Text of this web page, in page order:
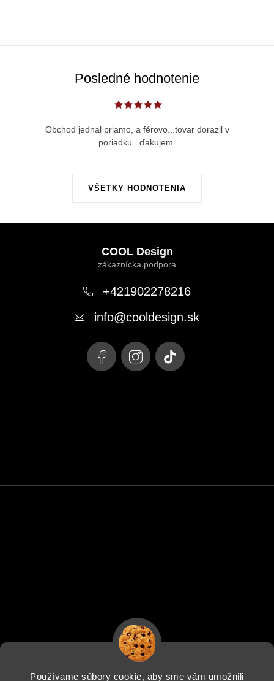
Používame súbory cookie, aby sme vám umožnili
Posledné hodnotenie
VŠETKY HODNOTENIA
Obchod jednal priamo, a férovo...tovar dorazil v
poriadku...ďakujem.
COOL Design
+421902278216
info@cooldesign.sk